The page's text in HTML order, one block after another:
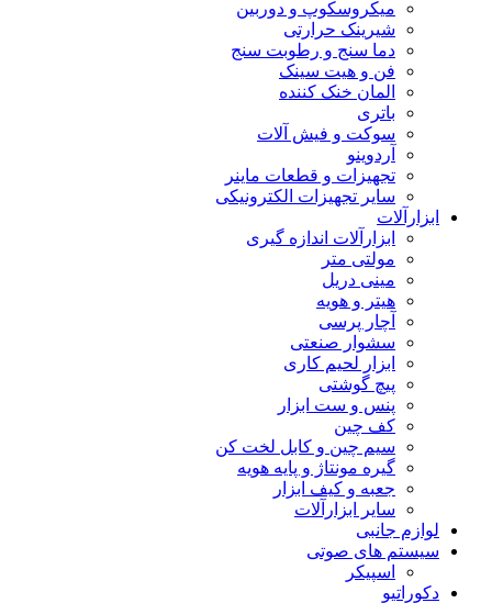
میکروسکوپ و دوربین
شیرینک حرارتی
دما سنج و رطوبت سنج
فن و هیت سینک
المان خنک کننده
باتری
سوکت و فیش آلات
آردوینو
تجهیزات و قطعات ماینر
سایر تجهیزات الکترونیکی
ابزارآلات
ابزارآلات اندازه گیری
مولتی متر
مینی دریل
هیتر و هویه
آچار پرسی
سشوار صنعتی
ابزار لحیم کاری
پیچ گوشتی
پنس و ست ابزار
کف چین
سیم چین و کابل لخت کن
گیره مونتاژ و پایه هویه
جعبه و کیف ابزار
سایر ابزارآلات
لوازم جانبی
سیستم های صوتی
اسپیکر
دکوراتیو